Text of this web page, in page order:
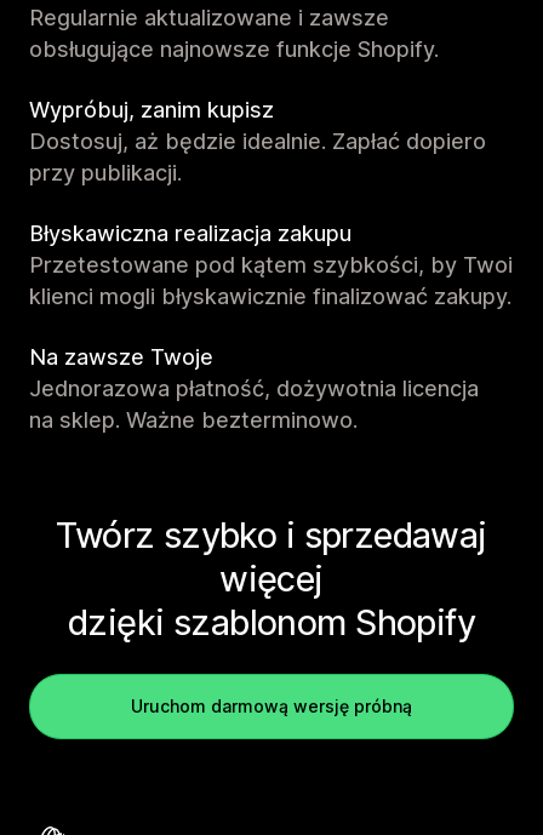
Regularnie aktualizowane i zawsze
obsługujące najnowsze funkcje Shopify.
Wypróbuj, zanim kupisz
Dostosuj, aż będzie idealnie. Zapłać dopiero
przy publikacji.
Błyskawiczna realizacja zakupu
Przetestowane pod kątem szybkości, by Twoi
klienci mogli błyskawicznie finalizować zakupy.
Na zawsze Twoje
Jednorazowa płatność, dożywotnia licencja
na sklep. Ważne bezterminowo.
Twórz szybko i sprzedawaj
więcej
dzięki szablonom Shopify
Uruchom darmową wersję próbną